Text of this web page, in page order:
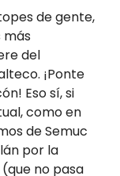
de gente,
del
¡Ponte
Eso sí, si
como en
de Semuc
por la
no pasa